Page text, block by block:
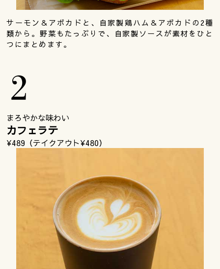
サーモン＆アボカドと、自家製鶏ハム＆アボカドの2種
類から。野菜もたっぷりで、自家製ソースが素材をひと
つにまとめます。
まろやかな味わい
カフェラテ
¥489（テイクアウト¥480）